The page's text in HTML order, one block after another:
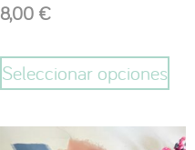
8,00 €
Seleccionar opciones